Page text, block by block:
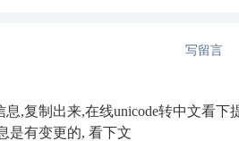
写留言
,复制出来,在线unicode转中文看下
是有变更的, 看下文